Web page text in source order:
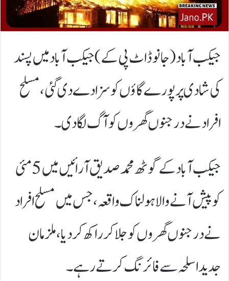
جیکب آباد(جانوڈاٹ پی کے)جیکب آباد میں پسند
کی شادی پر پورے گاؤں کو سزا دے دی گئی، مسلح
افراد نے درجنوں گھروں کو آگ لگادی۔
جیکب آباد کے گوٹھ محمد صدیق آرائیں میں 5مئی
کو پیش آنے والاہولناک واقعہ، جس میں مسلح افراد
نے درجنوں گھروں کو جلا کر راکھ کر دیا ،ملزمان
جدید اسلحہ سےفائرنگ کرتےرہے۔